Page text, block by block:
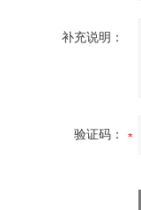
补充说明：
验证码：